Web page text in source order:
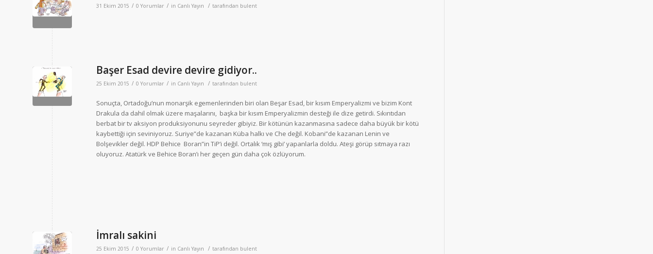
31 Ekim 2015 / 0 Yorumlar / in Canlı Yayın / tarafından bulent
Başer Esad devire devire gidiyor..
25 Ekim 2015 / 0 Yorumlar / in Canlı Yayın / tarafından bulent
Sonuçta, Ortadoğu’nun monarşik egemenlerinden biri olan Beşar Esad, bir kısım Emperyalizmi ve bizim Kont
Drakula da dahil olmak üzere maşalarını, başka bir kısım Emperyalizmin desteği ile dize getirdi. Sıkıntıdan
berbat bir tv aksiyon produksiyonunu seyreder gibiyiz. Bir kötünün kazanmasına sadece daha büyük bir kötü
kaybettiği için seviniyoruz. Suriye”de kazanan Küba halkı ve Che değil. Kobani”de kazanan Lenin ve
Bolşevikler değil. HDP Behice Boran”in TiP’i değil. Ortalık ‘mış gibi’ yapanlarla doldu. Ateşi görüp sıtmaya razı
oluyoruz. Atatürk ve Behice Boran’ı her geçen gün daha çok özlüyorum.
İmralı sakini
25 Ekim 2015 / 0 Yorumlar / in Canlı Yayın / tarafından bulent